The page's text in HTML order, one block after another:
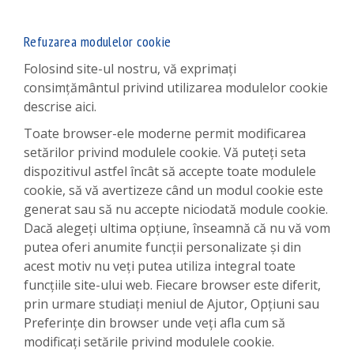
Refuzarea modulelor cookie
Folosind site-ul nostru, vă exprimați
consimțământul privind utilizarea modulelor cookie
descrise aici.
Toate browser-ele moderne permit modificarea
setărilor privind modulele cookie. Vă puteți seta
dispozitivul astfel încât să accepte toate modulele
cookie, să vă avertizeze când un modul cookie este
generat sau să nu accepte niciodată module cookie.
Dacă alegeți ultima opțiune, înseamnă că nu vă vom
putea oferi anumite funcții personalizate și din
acest motiv nu veți putea utiliza integral toate
funcțiile site-ului web. Fiecare browser este diferit,
prin urmare studiați meniul de Ajutor, Opțiuni sau
Preferințe din browser unde veți afla cum să
modificați setările privind modulele cookie.